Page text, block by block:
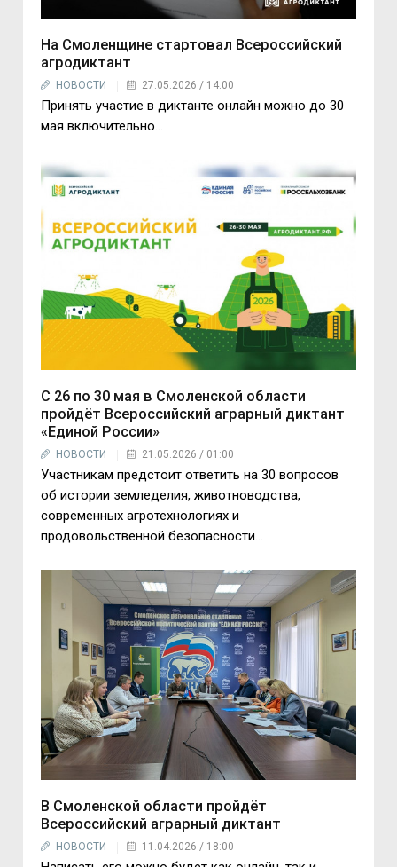
На Смоленщине стартовал Всероссийский
агродиктант
НОВОСТИ 27.05.2026 / 14:00
Принять участие в диктанте онлайн можно до 30
мая включительно...
С 26 по 30 мая в Смоленской области
пройдёт Всероссийский аграрный диктант
«Единой России»
НОВОСТИ 21.05.2026 / 01:00
Участникам предстоит ответить на 30 вопросов
об истории земледелия, животноводства,
современных агротехнологиях и
продовольственной безопасности...
В Смоленской области пройдёт
Всероссийский аграрный диктант
НОВОСТИ 11.04.2026 / 18:00